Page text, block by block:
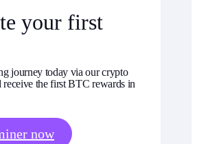
your first
journey today via our crypto
receive the first BTC rewards in
now